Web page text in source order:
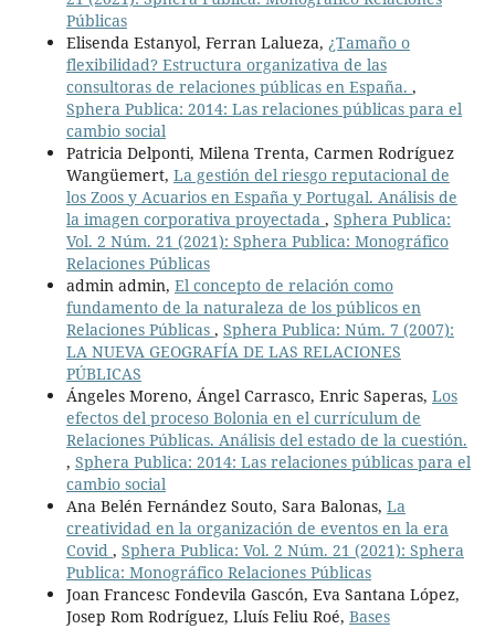
Públicas
Elisenda Estanyol, Ferran Lalueza, ¿Tamaño o
flexibilidad? Estructura organizativa de las
consultoras de relaciones públicas en España. ,
Sphera Publica: 2014: Las relaciones públicas para el
cambio social
Patricia Delponti, Milena Trenta, Carmen Rodríguez
Wangüemert, La gestión del riesgo reputacional de
los Zoos y Acuarios en España y Portugal. Análisis de
la imagen corporativa proyectada , Sphera Publica:
Vol. 2 Núm. 21 (2021): Sphera Publica: Monográfico
Relaciones Públicas
admin admin, El concepto de relación como
fundamento de la naturaleza de los públicos en
Relaciones Públicas , Sphera Publica: Núm. 7 (2007):
LA NUEVA GEOGRAFÍA DE LAS RELACIONES
PÚBLICAS
Ángeles Moreno, Ángel Carrasco, Enric Saperas, Los
efectos del proceso Bolonia en el currículum de
Relaciones Públicas. Análisis del estado de la cuestión.
, Sphera Publica: 2014: Las relaciones públicas para el
cambio social
Ana Belén Fernández Souto, Sara Balonas, La
creatividad en la organización de eventos en la era
Covid , Sphera Publica: Vol. 2 Núm. 21 (2021): Sphera
Publica: Monográfico Relaciones Públicas
Joan Francesc Fondevila Gascón, Eva Santana López,
Josep Rom Rodríguez, Lluís Feliu Roé, Bases